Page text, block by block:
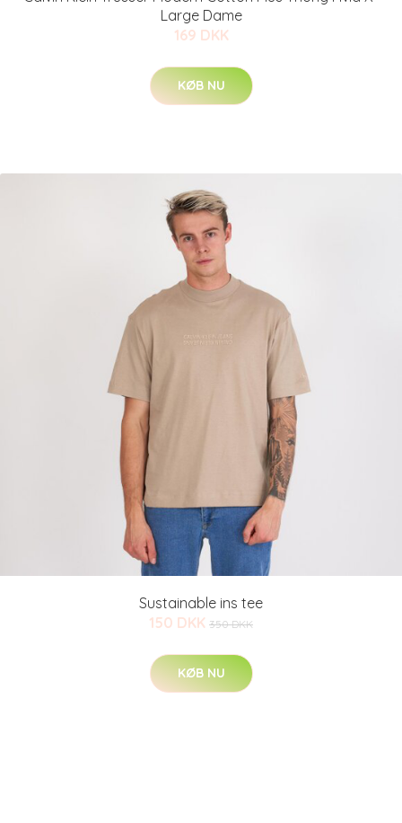
Large Dame
169 DKK
KØB NU
Sustainable ins tee
150 DKK 350 DKK
KØB NU